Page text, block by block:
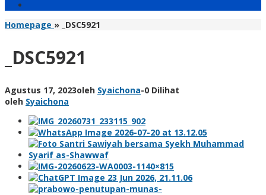
Homepage » _DSC5921
_DSC5921
Agustus 17, 2023oleh Syaichona-0 Dilihat
oleh Syaichona